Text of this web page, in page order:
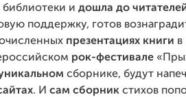
библиотеки и дошла до
поддержку, готов
презентациях книги в
рок-фестивале
сборнике, будут
. И сам сборник стихов